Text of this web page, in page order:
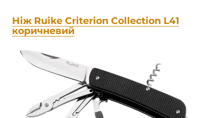
Ніж Ruike Criterion Collection L41
коричневий